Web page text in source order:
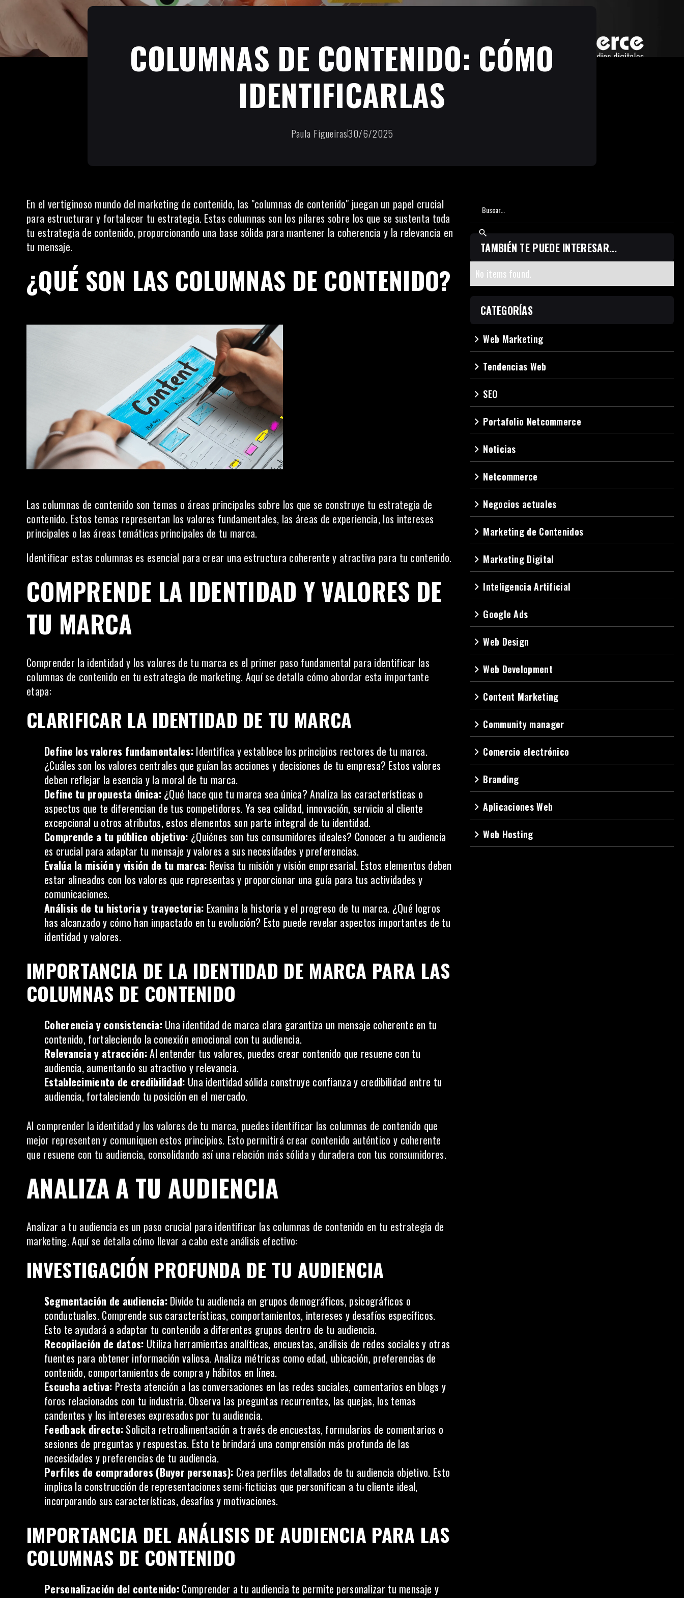
COLUMNAS DE CONTENIDO: CÓMO
IDENTIFICARLAS
Paula Figueiras30/6/2025
En el vertiginoso mundo del marketing de contenido, las "columnas de contenido" juegan un papel crucial
para estructurar y fortalecer tu estrategia. Estas columnas son los pilares sobre los que se sustenta toda
tu estrategia de contenido, proporcionando una base sólida para mantener la coherencia y la relevancia en
tu mensaje.
¿QUÉ SON LAS COLUMNAS DE CONTENIDO?
Las columnas de contenido son temas o áreas principales sobre los que se construye tu estrategia de
contenido. Estos temas representan los valores fundamentales, las áreas de experiencia, los intereses
principales o las áreas temáticas principales de tu marca.
Identificar estas columnas es esencial para crear una estructura coherente y atractiva para tu contenido.
COMPRENDE LA IDENTIDAD Y VALORES DE
TU MARCA
Comprender la identidad y los valores de tu marca es el primer paso fundamental para identificar las
columnas de contenido en tu estrategia de marketing. Aquí se detalla cómo abordar esta importante
etapa:
CLARIFICAR LA IDENTIDAD DE TU MARCA
Define los valores fundamentales:Identifica y establece los principios rectores de tu marca.
¿Cuáles son los valores centrales que guían las acciones y decisiones de tu empresa? Estos valores
deben reflejar la esencia y la moral de tu marca.
Define tu propuesta única:¿Qué hace que tu marca sea única? Analiza las características o
aspectos que te diferencian de tus competidores. Ya sea calidad, innovación, servicio al cliente
excepcional u otros atributos, estos elementos son parte integral de tu identidad.
Comprende a tu público objetivo: ¿Quiénes son tus consumidores ideales? Conocer a tu audiencia
es crucial para adaptar tu mensaje y valores a sus necesidades y preferencias.
Evalúa la misión y visión de tu marca: Revisa tu misión y visión empresarial. Estos elementos deben
estar alineados con los valores que representas y proporcionar una guía para tus actividades y
comunicaciones.
Análisis de tu historia y trayectoria: Examina la historia y el progreso de tu marca. ¿Qué logros
has alcanzado y cómo han impactado en tu evolución? Esto puede revelar aspectos importantes de tu
identidad y valores.
IMPORTANCIA DE LA IDENTIDAD DE MARCA PARA LAS
COLUMNAS DE CONTENIDO
Coherencia y consistencia:Una identidad de marca clara garantiza un mensaje coherente en tu
contenido, fortaleciendo la conexión emocional con tu audiencia.
Relevancia y atracción:Al entender tus valores, puedes crear contenido que resuene con tu
audiencia, aumentando su atractivo y relevancia.
Establecimiento de credibilidad: Una identidad sólida construye confianza y credibilidad entre tu
audiencia, fortaleciendo tu posición en el mercado.
Al comprender la identidad y los valores de tu marca, puedes identificar las columnas de contenido que
mejor representen y comuniquen estos principios. Esto permitirá crear contenido auténtico y coherente
que resuene con tu audiencia, consolidando así una relación más sólida y duradera con tus consumidores.
ANALIZA A TU AUDIENCIA
Analizar a tu audiencia es un paso crucial para identificar las columnas de contenido en tu estrategia de
marketing. Aquí se detalla cómo llevar a cabo este análisis efectivo:
INVESTIGACIÓN PROFUNDA DE TU AUDIENCIA
Segmentación de audiencia:Divide tu audiencia en grupos demográficos, psicográficos o
conductuales. Comprende sus características, comportamientos, intereses y desafíos específicos.
Esto te ayudará a adaptar tu contenido a diferentes grupos dentro de tu audiencia.
Recopilación de datos: Utiliza herramientas analíticas, encuestas, análisis de redes sociales y otras
fuentes para obtener información valiosa. Analiza métricas como edad, ubicación, preferencias de
contenido, comportamientos de compra y hábitos en línea.
Escucha activa: Presta atención a las conversaciones en las redes sociales, comentarios en blogs y
foros relacionados con tu industria. Observa las preguntas recurrentes, las quejas, los temas
candentes y los intereses expresados por tu audiencia.
Feedback directo: Solicita retroalimentación a través de encuestas, formularios de comentarios o
sesiones de preguntas y respuestas. Esto te brindará una comprensión más profunda de las
necesidades y preferencias de tu audiencia.
Perfiles de compradores (Buyer personas): Crea perfiles detallados de tu audiencia objetivo. Esto
implica la construcción de representaciones semi-ficticias que personifican a tu cliente ideal,
incorporando sus características, desafíos y motivaciones.
IMPORTANCIA DEL ANÁLISIS DE AUDIENCIA PARA LAS
COLUMNAS DE CONTENIDO
Personalización del contenido: Comprender a tu audiencia te permite personalizar tu mensaje y
TAMBIÉN TE PUEDE INTERESAR...
No items found.
CATEGORÍAS
navigate_nextWeb Marketing
navigate_next Tendencias Web
navigate_next SEO
navigate_next Portafolio Netcommerce
navigate_next Noticias
navigate_next Netcommerce
navigate_next Negocios actuales
navigate_next Marketing de Contenidos
navigate_next Marketing Digital
navigate_next Inteligencia Artificial
navigate_next Google Ads
navigate_nextWeb Design
navigate_nextWeb Development
navigate_next Content Marketing
navigate_next Community manager
navigate_next Comercio electrónico
navigate_next Branding
navigate_nextAplicaciones Web
navigate_nextWeb Hosting